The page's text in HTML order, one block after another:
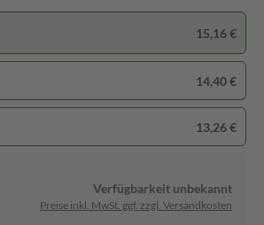
15,16 €
14,40 €
13,26 €
Verfügbarkeit unbekannt
Preise inkl. MwSt. ggf. zzgl. Versandkosten